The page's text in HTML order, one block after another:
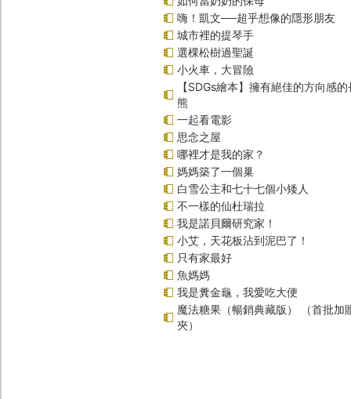
嗨！凱文──超乎想像的隱形朋友
城市裡的提琴手
選棵松樹過聖誕
小火車，大冒險
【SDGs繪本】擁有絕佳的方向感
熊
一起看電影
思念之屋
哪裡才是我的家？
媽媽築了一個巢
白雪公主和七十七個小矮人
不一樣的仙杜瑞拉
我是諾貝爾研究家！
小艾，天花板沾到泥巴了！
只有家最好
魚媽媽
我是糞金龜，我愛吃大便
魔法糖果（暢銷典藏版） （首批加
夾）